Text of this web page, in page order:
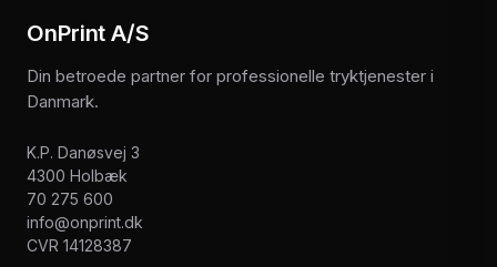
OnPrint A/S
Din betroede partner for professionelle tryktjenester i
Danmark.
K.P. Danøsvej 3
4300 Holbæk
70 275 600
info@onprint.dk
CVR 14128387